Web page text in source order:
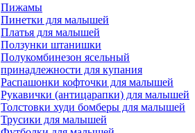
Пижамы
Пинетки для малышей
Платья для малышей
Ползунки штанишки
Полукомбинезон ясельный
принадлежности для купания
Распашонки кофточки для малышей
Рукавички (антицарапки) для малышей
Толстовки худи бомберы для малышей
Трусики для малышей